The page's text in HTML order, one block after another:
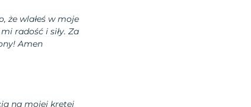
że wlałeś w moje
radość i siły. Za
Amen
na mojej krętej